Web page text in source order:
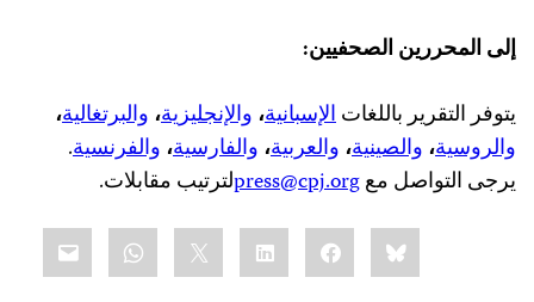
إلى المحررين الصحفيين:
يتوفر التقرير باللغاتالإسبانية، والإنجليزية، والبرتغالية،
والروسية، والصينية، والعربية، والفارسية، والفرنسية.
يرجى التواصل معpress@cpj.orgلترتيب مقابلات.
Bluesky
Facebook
LinkedIn